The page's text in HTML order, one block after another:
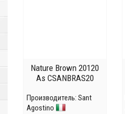
Nature Brown 20120
As CSANBRAS20
Производитель: Sant
Agostino